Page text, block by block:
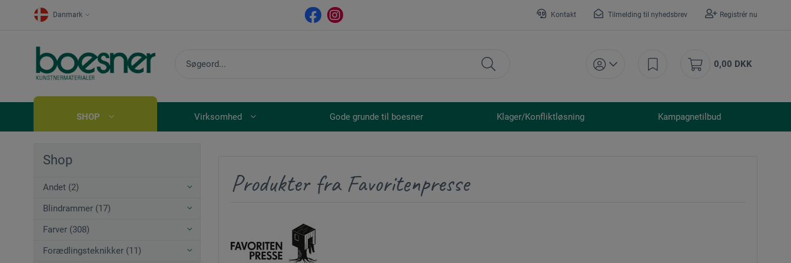
Danmark Kontakt Tilmelding til nyhedsbrev Registrér nu
0,00 DKK
SHOP Virksomhed Gode grunde til boesner Klager/Konfliktløsning Kampagnetilbud
Shop
Andet (2)
Blindrammer (17)
Farver (308)
Forædlingsteknikker (11)
Produkter fra Favoritenpresse